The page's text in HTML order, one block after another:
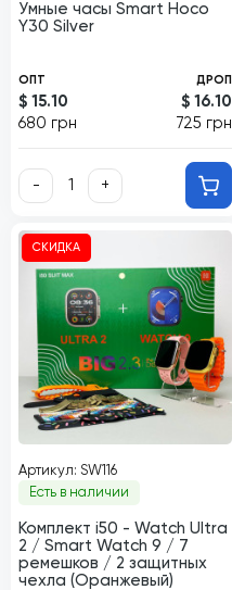
Умные часы Smart Hoco
Y30 Silver
ОПТ
$ 15.10
680 грн
ДРОП
$ 16.10
725 грн
- +
СКИДКА
Артикул: SW116
Есть в наличии
Комплект i50 - Watch Ultra
2 / Smart Watch 9 / 7
ремешков / 2 защитных
чехла (Оранжевый)